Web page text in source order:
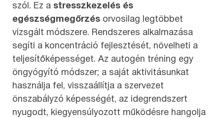
szól. Ez a stresszkezelés és
egészségmegőrzés orvosilag legtöbbet
vizsgált módszere. Rendszeres alkalmazása
segíti a koncentráció fejlesztését, növelheti a
teljesítőképességet. Az autogén tréning egy
öngyógyító módszer; a saját aktivitásunkat
használja fel, visszaállítja a szervezet
önszabályzó képességét, az idegrendszert
nyugodt, kiegyensúlyozott működésre hangolja